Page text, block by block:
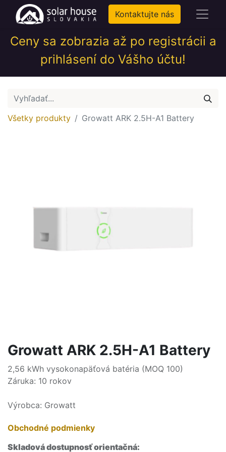
Kontaktujte nás
Ceny sa zobrazia až po registrácii a
prihlásení do Vášho účtu!
Všetky produkty Growatt ARK 2.5H-A1 Battery
Growatt ARK 2.5H-A1 Battery
2,56 kWh vysokonapäťová batéria (MOQ 100)
Záruka: 10 rokov
Výrobca: Growatt
Obchodné podmienky
Skladová dostupnosť orientačná: